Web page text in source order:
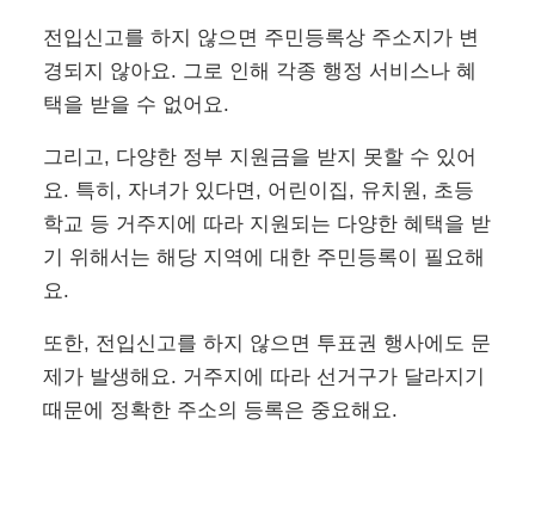
전입신고를 하지 않으면 주민등록상 주소지가 변
경되지 않아요. 그로 인해 각종 행정 서비스나 혜
택을 받을 수 없어요.
그리고, 다양한 정부 지원금을 받지 못할 수 있어
요. 특히, 자녀가 있다면, 어린이집, 유치원, 초등
학교 등 거주지에 따라 지원되는 다양한 혜택을 받
기 위해서는 해당 지역에 대한 주민등록이 필요해
요.
또한, 전입신고를 하지 않으면 투표권 행사에도 문
제가 발생해요. 거주지에 따라 선거구가 달라지기
때문에 정확한 주소의 등록은 중요해요.